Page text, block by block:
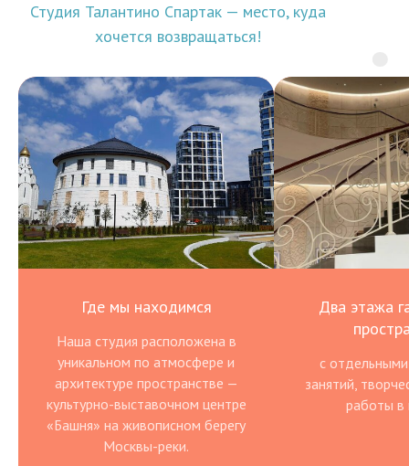
Студия Талантино Спартак — место, куда
хочется возвращаться!
Где мы находимся
Наша студия расположена в
уникальном по атмосфере и
архитектуре пространстве —
культурно-выставочном центре
«Башня» на живописном берегу
Москвы-реки.
Два этажа
с
занятий,
работы в